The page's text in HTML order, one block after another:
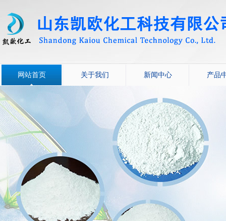
网站首页 关于我们 新闻中心 产品